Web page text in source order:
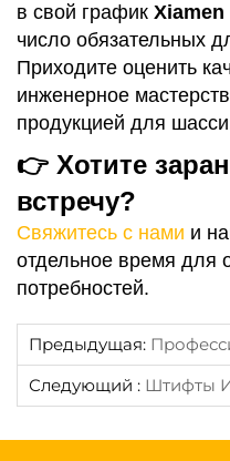
в свой график Xiamen
число обязательных
Приходите оценить
инженерное
продукцией для
👉 Хотите
встречу?
Свяжитесь с нами и
отдельное время для
потребностей.
Предыдущая: Профессиональные
Следующий : Штифты И Втулки